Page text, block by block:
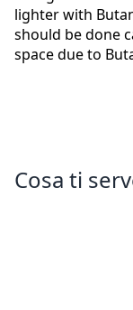
lighter with
should be done
space due to
Cosa ti